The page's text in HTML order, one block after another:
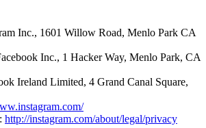
Inc., 1601 Willow Road, Menlo Park CA
Inc., 1 Hacker Way, Menlo Park, CA
Ireland Limited, 4 Grand Canal Square,
http://instagram.com/about/legal/privacy